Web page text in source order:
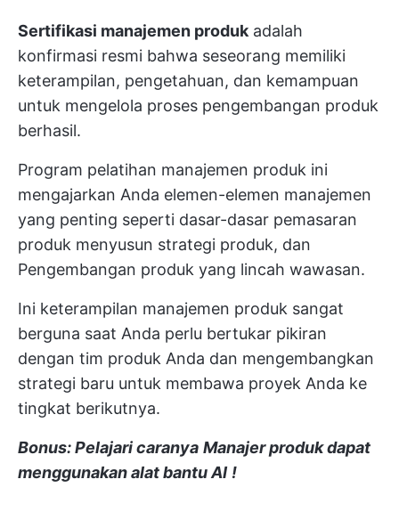
Sertifikasi manajemen produk adalah
konfirmasi resmi bahwa seseorang memiliki
keterampilan, pengetahuan, dan kemampuan
untuk mengelola proses pengembangan produk
berhasil.
Program pelatihan manajemen produk ini
mengajarkan Anda elemen-elemen manajemen
yang penting seperti dasar-dasar pemasaran
produk menyusun strategi produk, dan
Pengembangan produk yang lincah wawasan.
Ini keterampilan manajemen produk sangat
berguna saat Anda perlu bertukar pikiran
dengan tim produk Anda dan mengembangkan
strategi baru untuk membawa proyek Anda ke
tingkat berikutnya.
Bonus: Pelajari caranya Manajer produk dapat
menggunakan alat bantu AI !